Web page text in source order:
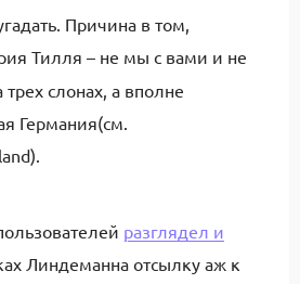
Причина в том,
Тилля – не мы с вами и не
слонах, а вполне
Германия(см.
разглядел и
Линдеманна отсылку аж к